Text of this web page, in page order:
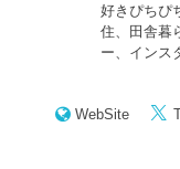
好きぴちぴ
住、田舎暮
ー、インス
WebSite